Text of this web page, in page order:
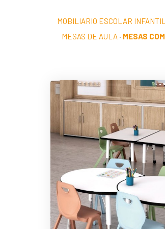
MOBILIARIO ESCOLAR INFANTIL
MESAS DE AULA · MESAS